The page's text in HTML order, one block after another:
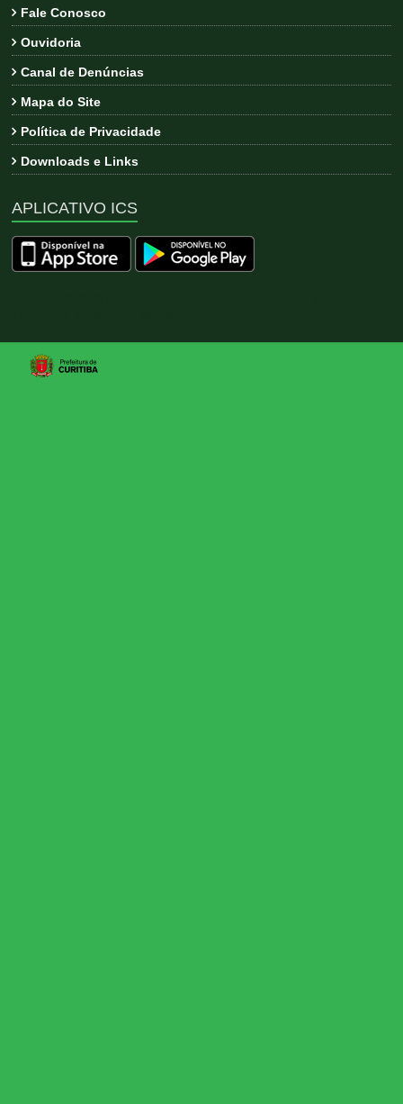
Fale Conosco
Ouvidoria
Canal de Denúncias
Mapa do Site
Política de Privacidade
Downloads e Links
APLICATIVO ICS